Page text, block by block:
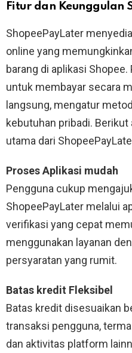
Fitur dan Keunggulan
ShopeePayLater
online yang
barang di aplikasi
untuk membayar secara
langsung, mengatur
kebutuhan pribadi.
utama dari
Proses Aplikasi mudah
Pengguna cukup
ShopeePayLater melalui
verifikasi yang cepat
menggunakan layanan
persyaratan yang rumit.
Batas kredit Fleksibel
Batas kredit disesuaikan
transaksi pengguna,
dan aktivitas platform